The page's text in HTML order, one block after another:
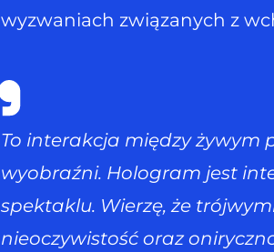
wyzwaniach związanych z
To interakcja między żywym
wyobraźni. Hologram jest
spektaklu. Wierzę, że
nieoczywistość oraz